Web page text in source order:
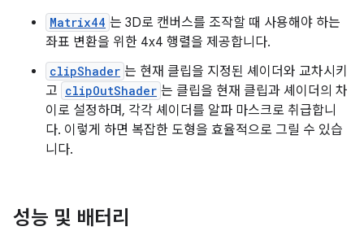
Matrix44 는 3D로 캔버스를 조작할 때 사용해야 하는
좌표 변환을 위한 4x4 행렬을 제공합니다.
clipShader 는 현재 클립을 지정된 셰이더와 교차시키
고 clipOutShader 는 클립을 현재 클립과 셰이더의 차
이로 설정하며, 각각 셰이더를 알파 마스크로 취급합니
다. 이렇게 하면 복잡한 도형을 효율적으로 그릴 수 있습
니다.
성능 및 배터리